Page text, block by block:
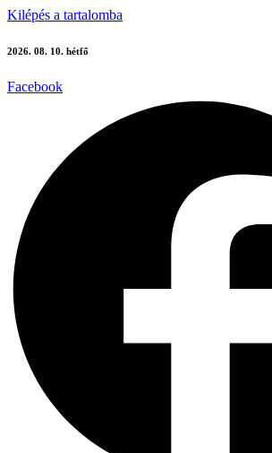
Kilépés a tartalomba
2026. 08. 10. hétfő
Facebook